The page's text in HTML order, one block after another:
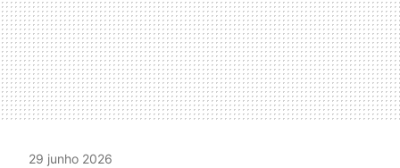
29 junho 2026